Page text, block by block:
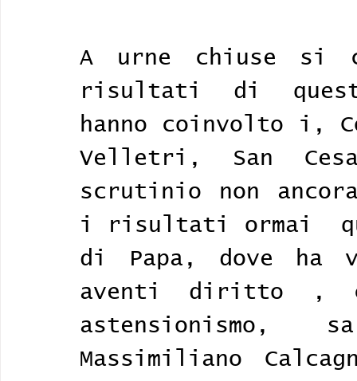
A urne chiuse si
risultati di
hanno coinvolto i,
Velletri, San
scrutinio non
i risultati ormai
di Papa, dove ha
aventi diritto ,
astensionismo,
Massimiliano